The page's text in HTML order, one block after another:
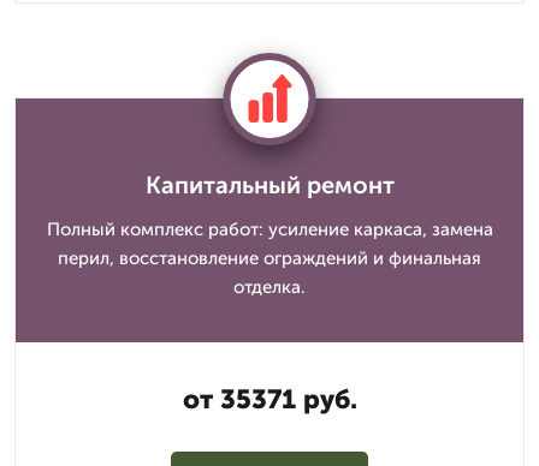
Капитальный ремонт
Полный комплекс работ: усиление каркаса, замена
перил, восстановление ограждений и финальная
отделка.
от 35371 руб.